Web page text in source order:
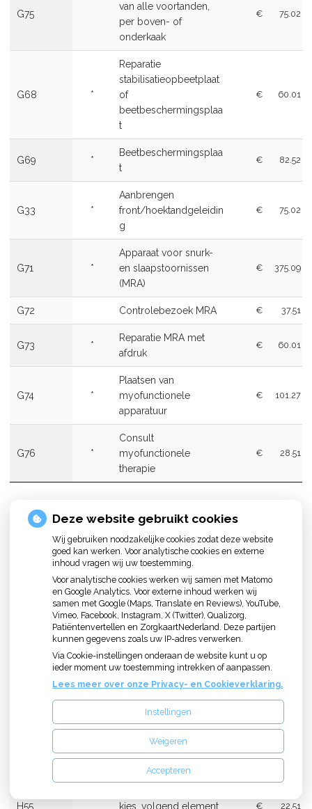
G75
van alle voortanden,
per boven- of
onderkaak
€ 75.02
G68 *
Reparatie
stabilisatieopbeetplaat
of
beetbeschermingsplaa
t
€ 60.01
G69 *
Beetbeschermingsplaa
t
€ 82.52
G33 *
Aanbrengen
front/hoektandgeleidin
g
€ 75.02
G71 *
Apparaat voor snurk-
en slaapstoornissen
(MRA)
€ 375.09
G72 Controlebezoek MRA € 37.51
G73 *
Reparatie MRA met
afdruk
€ 60.01
G74 *
Plaatsen van
myofunctionele
apparatuur
€ 101.27
G76 *
Consult
myofunctionele
therapie
€ 28.51
Chirurgische ingrepen (inclusief
verdoving) (H)
M/T* Prestaties
Trekken tand of kies €
Trekken volgende tand
of kies, in dezelfde
zitting en hetzelfde
kwadrant
Hechten weke delen € 82.52
Terugzetten tand of
€ 75.02
H55
kies, volgend element
€ 22.51
Deze website gebruikt cookies
Wij gebruiken noodzakelijke cookies zodat deze website
goed kan werken. Voor analytische cookies en externe
inhoud vragen wij uw toestemming.
Voor analytische cookies werken wij samen met Matomo
en Google Analytics. Voor externe inhoud werken wij
samen met Google (Maps, Translate en Reviews), YouTube,
Vimeo, Facebook, Instagram, X (Twitter), Qualizorg,
Patiëntenvertellen en ZorgkaartNederland. Deze partijen
kunnen gegevens zoals uw IP-adres verwerken.
Via Cookie-instellingen onderaan de website kunt u op
ieder moment uw toestemming intrekken of aanpassen.
Lees meer over onze Privacy- en Cookieverklaring.
Instellingen
Weigeren
Accepteren